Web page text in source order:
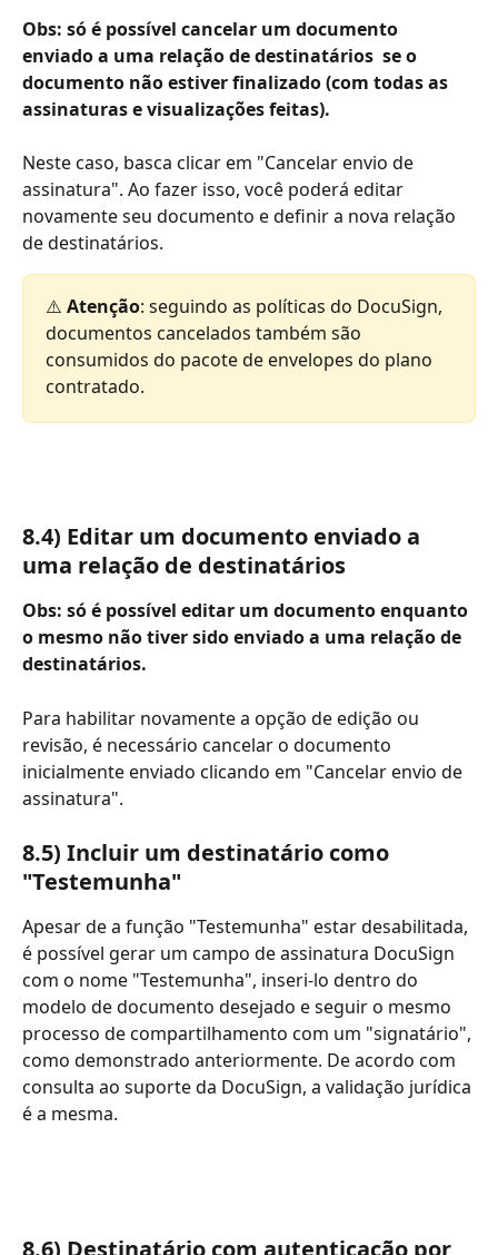
Obs: só é possível cancelar um documento
enviado a uma relação de destinatários  se o
documento não estiver finalizado (com todas as
assinaturas e visualizações feitas).
Neste caso, basca clicar em "Cancelar envio de
assinatura". Ao fazer isso, você poderá editar
novamente seu documento e definir a nova relação
de destinatários.
⚠️ Atenção: seguindo as políticas do DocuSign,
documentos cancelados também são
consumidos do pacote de envelopes do plano
contratado.
8.4) Editar um documento enviado a
uma relação de destinatários
Obs: só é possível editar um documento enquanto
o mesmo não tiver sido enviado a uma relação de
destinatários.
Para habilitar novamente a opção de edição ou
revisão, é necessário cancelar o documento
inicialmente enviado clicando em "Cancelar envio de
assinatura".
8.5) Incluir um destinatário como
"Testemunha"
Apesar de a função "Testemunha" estar desabilitada,
é possível gerar um campo de assinatura DocuSign
com o nome "Testemunha", inseri-lo dentro do
modelo de documento desejado e seguir o mesmo
processo de compartilhamento com um "signatário",
como demonstrado anteriormente. De acordo com
consulta ao suporte da DocuSign, a validação jurídica
é a mesma.
8.6) Destinatário com autenticação por